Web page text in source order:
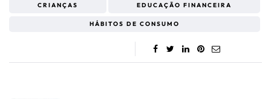
CRIANÇAS EDUCAÇÃO FINANCEIRA
HÁBITOS DE CONSUMO